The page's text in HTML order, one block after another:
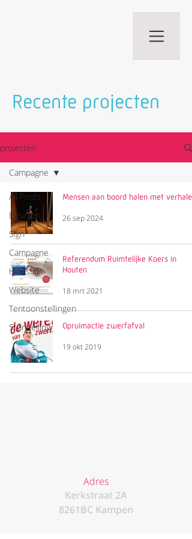
Recente projecten
projecten
All Posts
Beurzen
Sign
Campagne
Huisstijl
Website
Tentoonstellingen
Storytelling
Campagne
Mensen aan boord halen met verhalen
26 sep 2024
Referendum Ruimtelijke Koers in
Houten
18 mrt 2021
Opruimactie zwerfafval
19 okt 2019
Adres
Kerkstraat 2A
8261BC Kampen